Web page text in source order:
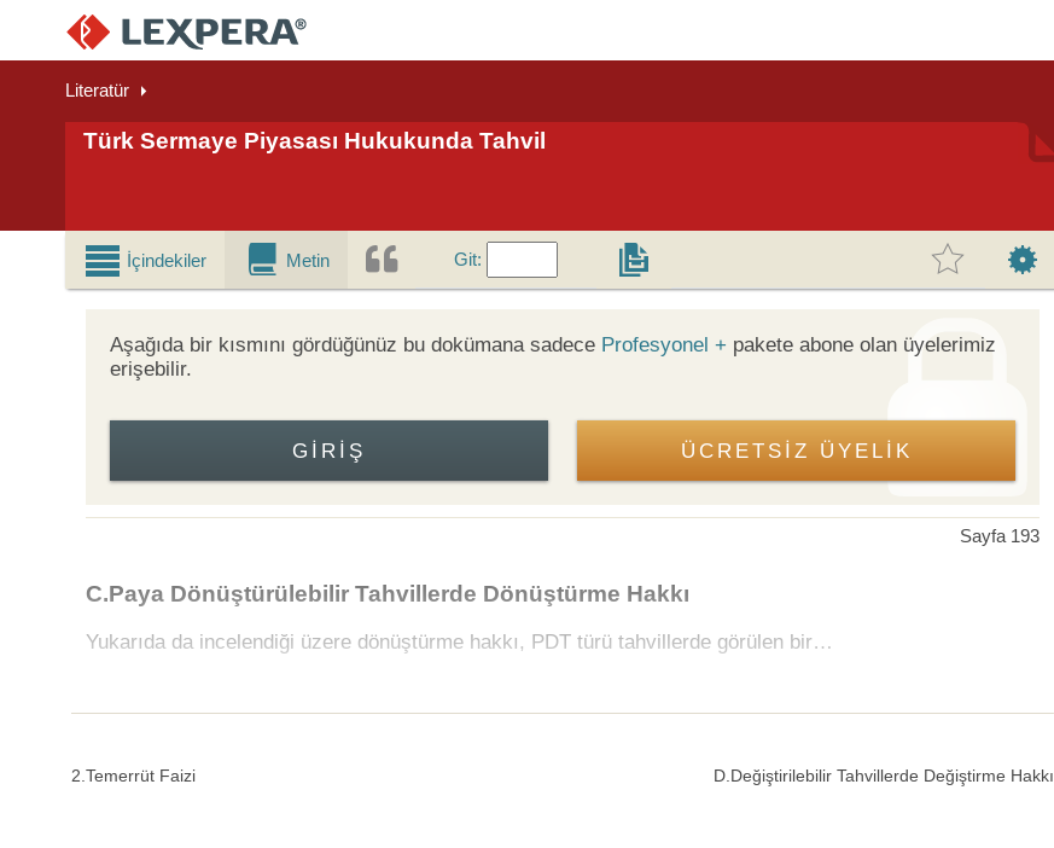
Literatür
Türk Sermaye Piyasası Hukukunda Tahvil
İçindekiler Metin Git:
Aşağıda bir kısmını gördüğünüz bu dokümana sadece Profesyonel + pakete abone olan üyelerimiz
erişebilir.
GIRIŞ ÜCRETSİZ ÜYELİK
Sayfa 193
C.Paya Dönüştürülebilir Tahvillerde Dönüştürme Hakkı
Yukarıda da incelendiği üzere dönüştürme hakkı, PDT türü tahvillerde görülen bir…
2.Temerrüt Faizi D.Değiştirilebilir Tahvillerde Değiştirme Hakkı